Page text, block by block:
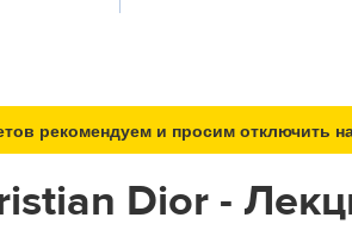
рекомендуем и просим отключить
Dior -